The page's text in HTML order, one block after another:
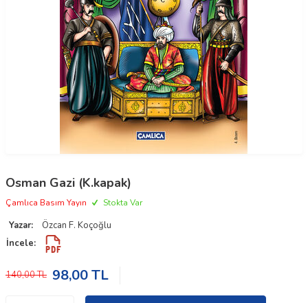
Osman Gazi (K.kapak)
Çamlıca Basım Yayın Stokta Var
Yazar:
Özcan F. Koçoğlu
İncele:
140,00TL 98,00TL